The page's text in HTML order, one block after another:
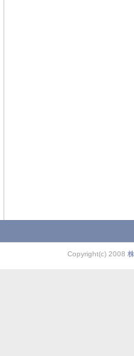
Copyright(c) 2008